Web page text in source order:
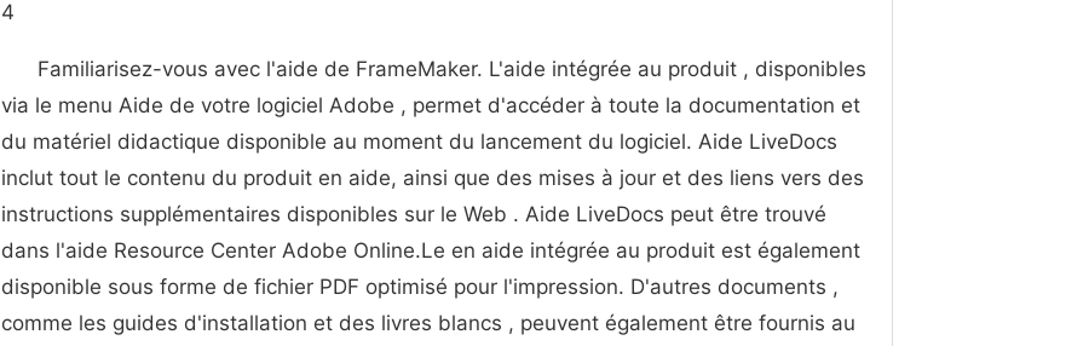
4
Familiarisez-vous avec l'aide de FrameMaker. L'aide intégrée au produit , disponibles
via le menu Aide de votre logiciel Adobe , permet d'accéder à toute la documentation et
du matériel didactique disponible au moment du lancement du logiciel. Aide LiveDocs
inclut tout le contenu du produit en aide, ainsi que des mises à jour et des liens vers des
instructions supplémentaires disponibles sur le Web . Aide LiveDocs peut être trouvé
dans l'aide Resource Center Adobe Online.Le en aide intégrée au produit est également
disponible sous forme de fichier PDF optimisé pour l'impression. D'autres documents ,
comme les guides d'installation et des livres blancs , peuvent également être fournis au